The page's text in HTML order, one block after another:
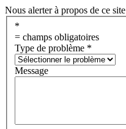
Nous alerter à propos de ce site
*
= champs obligatoires
Type de problème *
Message